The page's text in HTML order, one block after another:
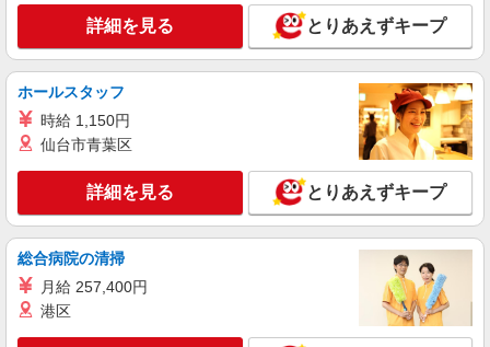
株式会社ブレイブ（マイナビグループ）/MDK40
介護スタッフ ◆デイサービス、サービス付き
高齢者向け住宅、グループホームなど様々な勤
未経験：時給1250〜1450円（資格・経験によ
る） 経験者：時給1450〜1650円（資格・経験によ
い/週払い/月払い対応も可能です。詳しくは面談時
にご相談ください。 ◆交通費：別途全額支給 ※当
駅」 ◆各線「田川後藤寺駅」 ◆平成筑豊鉄道糸田
線「大藪駅」 ★その他、近隣に多数勤務地ありま
す！
キープ 詳細を見る
派遣社員
株式会社kotrio /●FK-H-1849296
[ 面接なし ]田川伊田駅近くの支援員★社会活
詳細を見る とりあえずキープ
ホールスタッフ
時給 1,150円
仙台市青葉区
詳細を見る とりあえずキープ
総合病院の清掃
月給 257,400円
港区